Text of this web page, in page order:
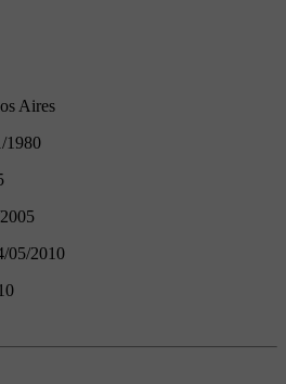
Aires
1980
05/2010